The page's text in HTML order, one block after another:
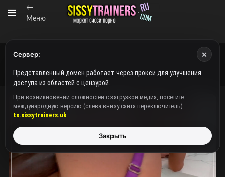
←
Меню
Сервер: ×
Представленный домен работает через прокси для улучшения
доступа из областей с цензурой.
При возникновении сложностей с загрузкой медиа, посетите
международную версию (слева внизу сайта переключитель):
ts.sissytrainers.uk
Закрыть